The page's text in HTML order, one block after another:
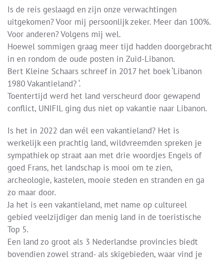
Is de reis geslaagd en zijn onze verwachtingen
uitgekomen? Voor mij persoonlijk zeker. Meer dan 100%.
Voor anderen? Volgens mij wel.
Hoewel sommigen graag meer tijd hadden doorgebracht
in en rondom de oude posten in Zuid-Libanon.
Bert Kleine Schaars schreef in 2017 het boek ‘Libanon
1980 Vakantieland? ‘.
Toentertijd werd het land verscheurd door gewapend
conflict, UNIFIL ging dus niet op vakantie naar Libanon.
Is het in 2022 dan wél een vakantieland? Het is
werkelijk een prachtig land, wildvreemden spreken je
sympathiek op straat aan met drie woordjes Engels of
goed Frans, het landschap is mooi om te zien,
archeologie, kastelen, mooie steden en stranden en ga
zo maar door.
Ja het is een vakantieland, met name op cultureel
gebied veelzijdiger dan menig land in de toeristische
Top 5.
Een land zo groot als 3 Nederlandse provincies biedt
bovendien zowel strand- als skigebieden, waar vind je